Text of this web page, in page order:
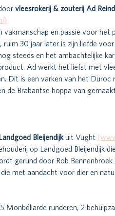
vleesrokerij & zouterij Ad
vakmanschap en passie voor het
ruim 30 jaar later is zijn liefde
steeds en het ambachtelijke
Ad werkt het liefst met
Dit is een varken van het Duroc
de Brabantse hoppa van
Landgoed Bleijendijk uit Vught
op Landgoed Bleijendijk
gerund door Rob
met aandacht voor dier en
Monbéliarde runderen, 2